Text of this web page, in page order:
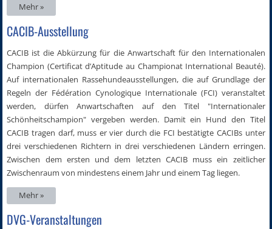
Mehr »
CACIB-Ausstellung
CACIB ist die Abkürzung für die Anwartschaft für den Internationalen
Champion (Certificat d’Aptitude au Championat International Beauté).
Auf internationalen Rassehundeausstellungen, die auf Grundlage der
Regeln der Fédération Cynologique Internationale (FCI) veranstaltet
werden, dürfen Anwartschaften auf den Titel "Internationaler
Schönheitschampion" vergeben werden. Damit ein Hund den Titel
CACIB tragen darf, muss er vier durch die FCI bestätigte CACIBs unter
drei verschiedenen Richtern in drei verschiedenen Ländern erringen.
Zwischen dem ersten und dem letzten CACIB muss ein zeitlicher
Zwischenraum von mindestens einem Jahr und einem Tag liegen.
Mehr »
DVG-Veranstaltungen